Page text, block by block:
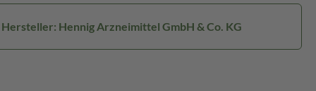
Hersteller: Hennig Arzneimittel GmbH & Co. KG